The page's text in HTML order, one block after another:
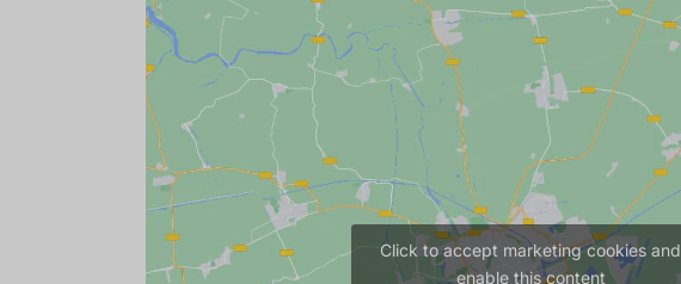
Click to accept marketing cookies and
enable this content